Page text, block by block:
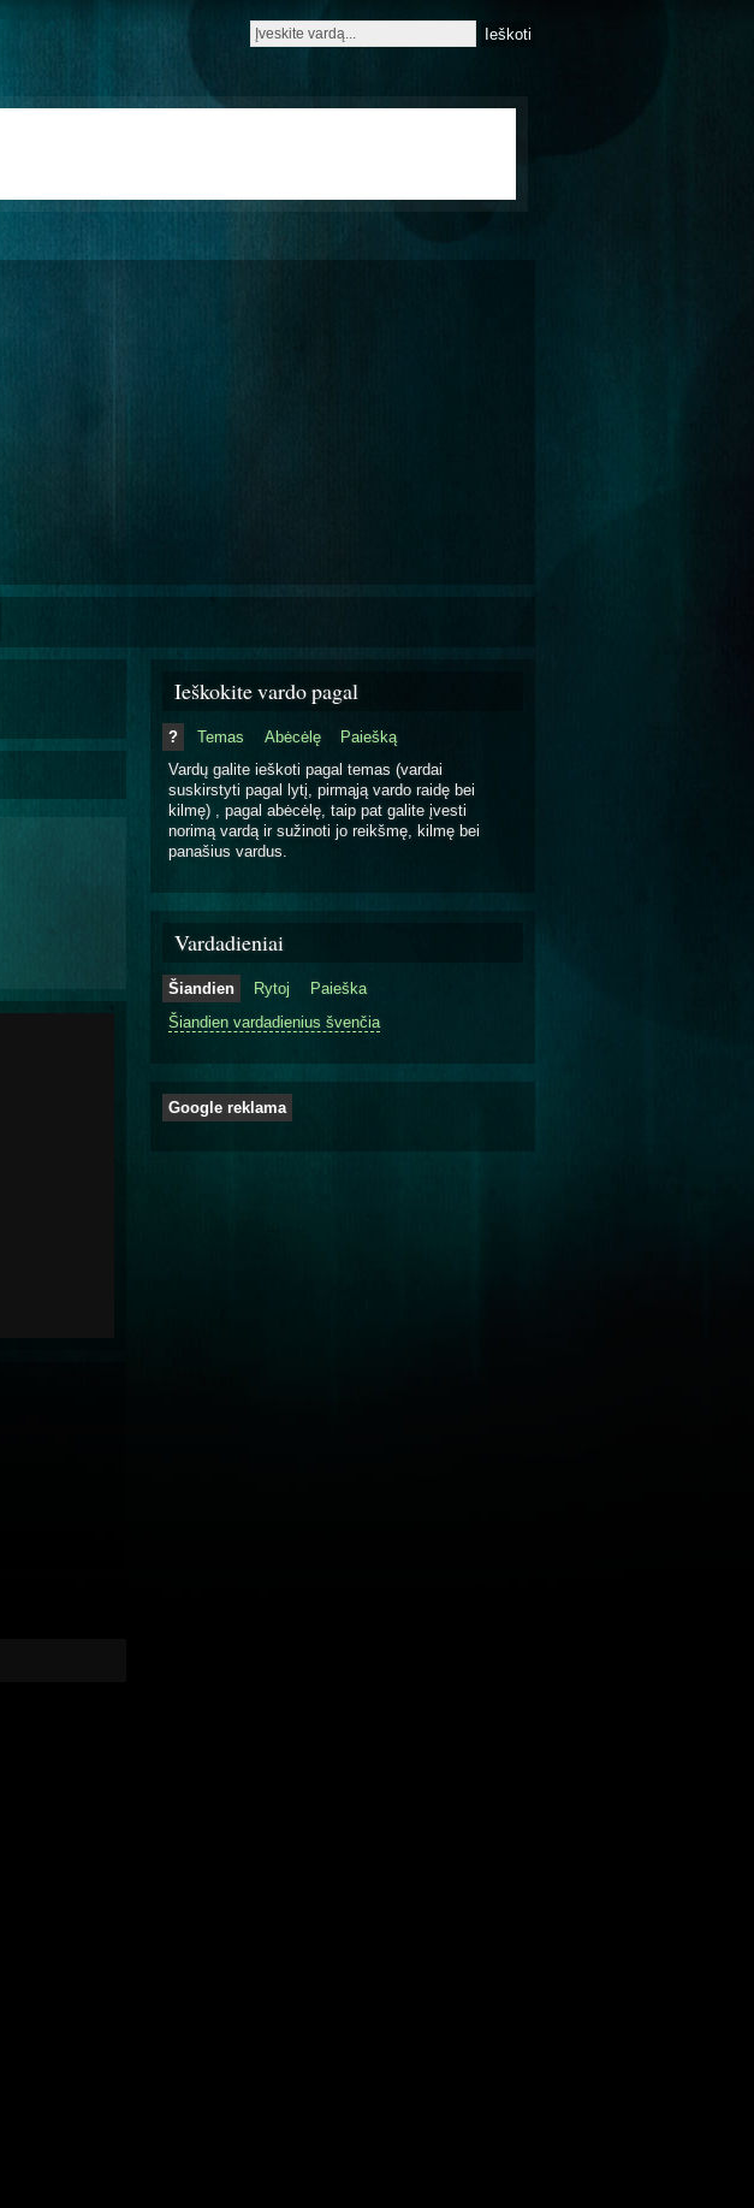
Ieškokite vardo pagal
? Temas Abėcėlę
Paiešką
Vardų galite ieškoti pagal temas (vardai
suskirstyti pagal lytį, pirmąją vardo raidę bei
kilmę) , pagal abėcėlę, taip pat galite įvesti
norimą vardą ir sužinoti jo reikšmę, kilmę bei
panašius vardus.
Vardadieniai
Šiandien Rytoj
Paieška
Šiandien vardadienius švenčia
Google reklama